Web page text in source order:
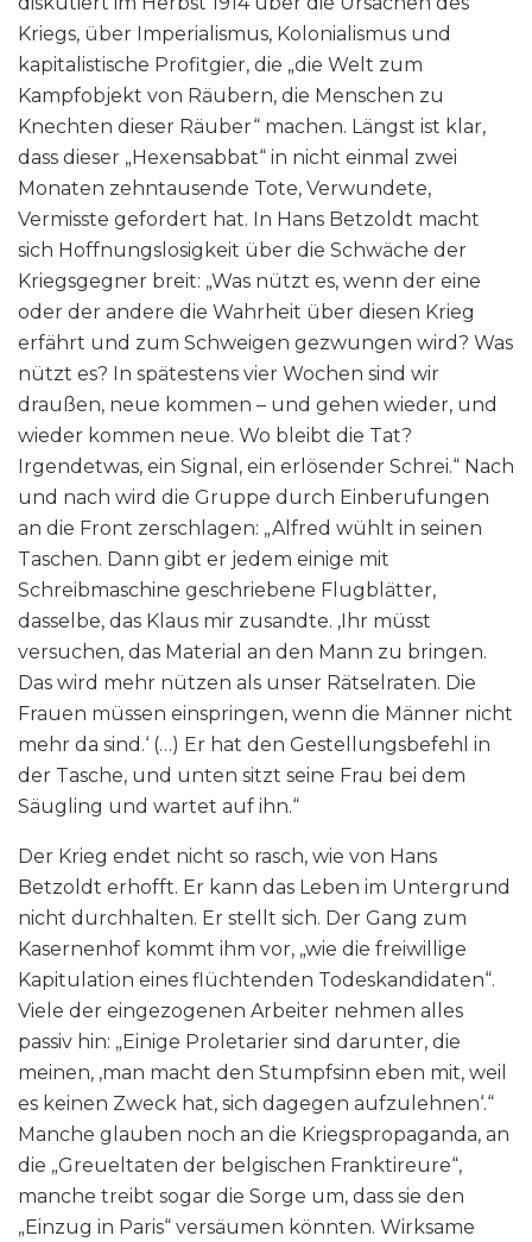
Kriegs, über Imperialismus, Kolonialismus und
kapitalistische Profitgier, die „die Welt zum
Kampfobjekt von Räubern, die Menschen zu
Knechten dieser Räuber“ machen. Längst ist klar,
dass dieser „Hexensabbat“ in nicht einmal zwei
Monaten zehntausende Tote, Verwundete,
Vermisste gefordert hat. In Hans Betzoldt macht
sich Hoffnungslosigkeit über die Schwäche der
Kriegsgegner breit: „Was nützt es, wenn der eine
oder der andere die Wahrheit über diesen Krieg
erfährt und zum Schweigen gezwungen wird? Was
nützt es? In spätestens vier Wochen sind wir
draußen, neue kommen – und gehen wieder, und
wieder kommen neue. Wo bleibt die Tat?
Irgendetwas, ein Signal, ein erlösender Schrei.“ Nach
und nach wird die Gruppe durch Einberufungen
an die Front zerschlagen: „Alfred wühlt in seinen
Taschen. Dann gibt er jedem einige mit
Schreibmaschine geschriebene Flugblätter,
dasselbe, das Klaus mir zusandte. ‚Ihr müsst
versuchen, das Material an den Mann zu bringen.
Das wird mehr nützen als unser Rätselraten. Die
Frauen müssen einspringen, wenn die Männer nicht
mehr da sind.‘ (…) Er hat den Gestellungsbefehl in
der Tasche, und unten sitzt seine Frau bei dem
Säugling und wartet auf ihn.“
Der Krieg endet nicht so rasch, wie von Hans
Betzoldt erhofft. Er kann das Leben im Untergrund
nicht durchhalten. Er stellt sich. Der Gang zum
Kasernenhof kommt ihm vor, „wie die freiwillige
Kapitulation eines flüchtenden Todeskandidaten“.
Viele der eingezogenen Arbeiter nehmen alles
passiv hin: „Einige Proletarier sind darunter, die
meinen, ‚man macht den Stumpfsinn eben mit, weil
es keinen Zweck hat, sich dagegen aufzulehnen‘.“
Manche glauben noch an die Kriegspropaganda, an
die „Greueltaten der belgischen Franktireure“,
manche treibt sogar die Sorge um, dass sie den
„Einzug in Paris“ versäumen könnten. Wirksame